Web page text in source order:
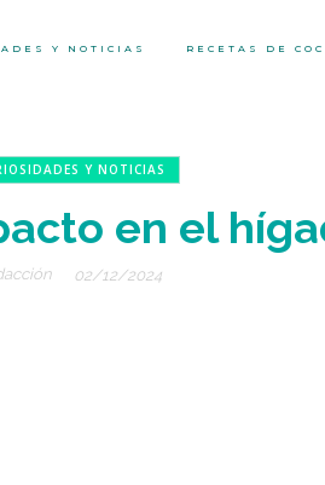
Y NOTICIAS RECETAS DE
Y NOTICIAS
en el
02/12/2024